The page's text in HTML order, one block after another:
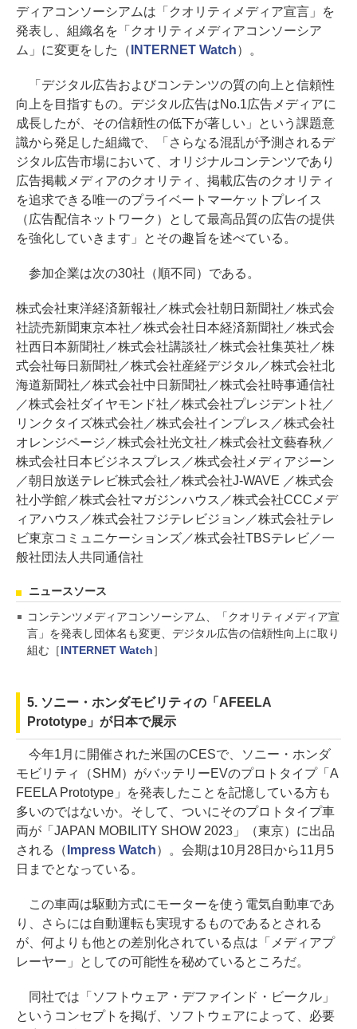
ディアコンソーシアムは「クオリティメディア宣言」を
発表し、組織名を「クオリティメディアコンソーシア
ム」に変更をした（ INTERNET Watch）。
「デジタル広告およびコンテンツの質の向上と信頼性
向上を目指すもの。デジタル広告はNo.1広告メディアに
成長したが、その信頼性の低下が著しい」という課題意
識から発足した組織で、「さらなる混乱が予測されるデ
ジタル広告市場において、オリジナルコンテンツであり
広告掲載メディアのクオリティ、掲載広告のクオリティ
を追求できる唯一のプライベートマーケットプレイス
（広告配信ネットワーク）として最高品質の広告の提供
を強化していきます」とその趣旨を述べている。
参加企業は次の30社（順不同）である。
株式会社東洋経済新報社／株式会社朝日新聞社／株式会
社読売新聞東京本社／株式会社日本経済新聞社／株式会
社西日本新聞社／株式会社講談社／株式会社集英社／株
式会社毎日新聞社／株式会社産経デジタル／株式会社北
海道新聞社／株式会社中日新聞社／株式会社時事通信社
／株式会社ダイヤモンド社／株式会社プレジデント社／
リンクタイズ株式会社／株式会社インプレス／株式会社
オレンジページ／株式会社光文社／株式会社文藝春秋／
株式会社日本ビジネスプレス／株式会社メディアジーン
／朝日放送テレビ株式会社／株式会社J-WAVE ／株式会
社小学館／株式会社マガジンハウス／株式会社CCCメデ
ィアハウス／株式会社フジテレビジョン／株式会社テレ
ビ東京コミュニケーションズ／株式会社TBSテレビ／一
般社団法人共同通信社
ニュースソース
コンテンツメディアコンソーシアム、「クオリティメディア宣
言」を発表し団体名も変更、デジタル広告の信頼性向上に取り
組む［INTERNET Watch］
5. ソニー・ホンダモビリティの「AFEELA
Prototype」が日本で展示
今年1月に開催された米国のCESで、ソニー・ホンダ
モビリティ（SHM）がバッテリーEVのプロトタイプ「A
FEELA Prototype」を発表したことを記憶している方も
多いのではないか。そして、ついにそのプロトタイプ車
両が「JAPAN MOBILITY SHOW 2023」（東京）に出品
される（ Impress Watch）。会期は10月28日から11月5
日までとなっている。
この車両は駆動方式にモーターを使う電気自動車であ
り、さらには自動運転も実現するものであるとされる
が、何よりも他との差別化されている点は「メディアプ
レーヤー」としての可能性を秘めているところだ。
同社では「ソフトウェア・デファインド・ビークル」
というコンセプトを掲げ、ソフトウェアによって、必要